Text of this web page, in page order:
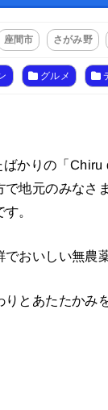
座間市 さがみ野
グルメ
かりの「Chiru
で地元のみな
。
おいしい無農
りとあたたかみ